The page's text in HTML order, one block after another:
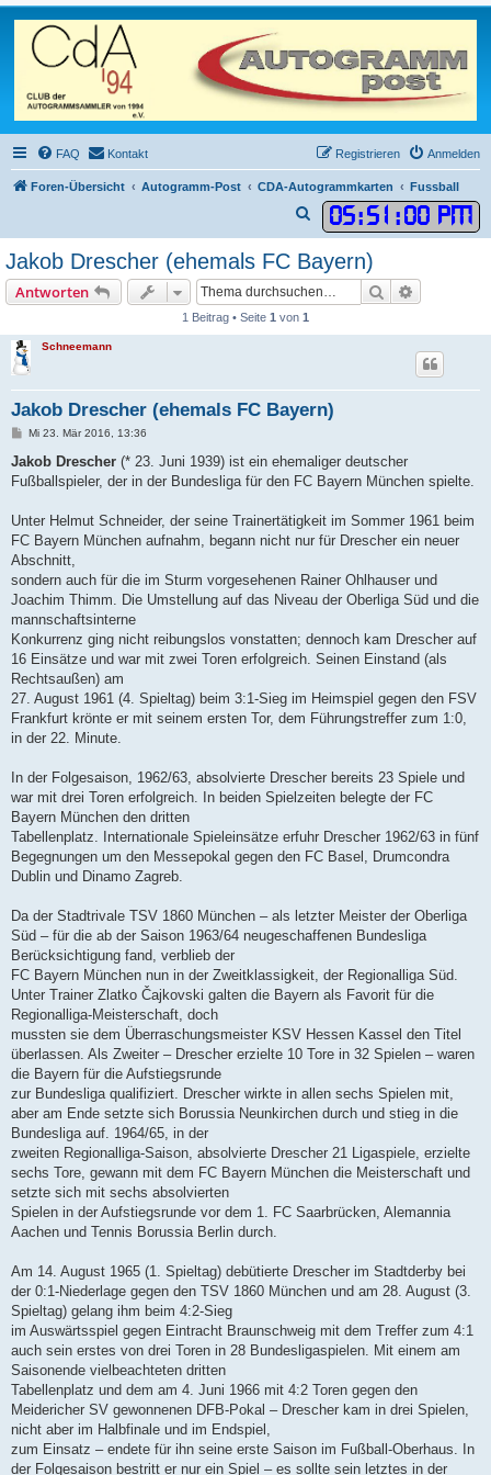
FAQ Kontakt Anmelden
Registrieren
Foren-Übersicht Autogramm-Post CDA-Autogrammkarten Fussball
05:51 :00 PM
u
c
h
Jakob Drescher (ehemals FC Bayern)
Antworten Suche
1 Beitrag • Seite 1 von 1
Schneemann
Jakob Drescher (ehemals FC Bayern)
B
i
r
Mi 23. Mär 2016, 13:36
Jakob Drescher (* 23. Juni 1939) ist ein ehemaliger deutscher
Fußballspieler, der in der Bundesliga für den FC Bayern München spielte.
Unter Helmut Schneider, der seine Trainertätigkeit im Sommer 1961 beim
FC Bayern München aufnahm, begann nicht nur für Drescher ein neuer
Abschnitt,
sondern auch für die im Sturm vorgesehenen Rainer Ohlhauser und
Joachim Thimm. Die Umstellung auf das Niveau der Oberliga Süd und die
mannschaftsinterne
Konkurrenz ging nicht reibungslos vonstatten; dennoch kam Drescher auf
16 Einsätze und war mit zwei Toren erfolgreich. Seinen Einstand (als
Rechtsaußen) am
27. August 1961 (4. Spieltag) beim 3:1-Sieg im Heimspiel gegen den FSV
Frankfurt krönte er mit seinem ersten Tor, dem Führungstreffer zum 1:0,
in der 22. Minute.
In der Folgesaison, 1962/63, absolvierte Drescher bereits 23 Spiele und
war mit drei Toren erfolgreich. In beiden Spielzeiten belegte der FC
Bayern München den dritten
Tabellenplatz. Internationale Spieleinsätze erfuhr Drescher 1962/63 in fünf
Begegnungen um den Messepokal gegen den FC Basel, Drumcondra
Dublin und Dinamo Zagreb.
Da der Stadtrivale TSV 1860 München – als letzter Meister der Oberliga
Süd – für die ab der Saison 1963/64 neugeschaffenen Bundesliga
Berücksichtigung fand, verblieb der
FC Bayern München nun in der Zweitklassigkeit, der Regionalliga Süd.
Unter Trainer Zlatko Čajkovski galten die Bayern als Favorit für die
Regionalliga-Meisterschaft, doch
mussten sie dem Überraschungsmeister KSV Hessen Kassel den Titel
überlassen. Als Zweiter – Drescher erzielte 10 Tore in 32 Spielen – waren
die Bayern für die Aufstiegsrunde
zur Bundesliga qualifiziert. Drescher wirkte in allen sechs Spielen mit,
aber am Ende setzte sich Borussia Neunkirchen durch und stieg in die
Bundesliga auf. 1964/65, in der
zweiten Regionalliga-Saison, absolvierte Drescher 21 Ligaspiele, erzielte
sechs Tore, gewann mit dem FC Bayern München die Meisterschaft und
setzte sich mit sechs absolvierten
Spielen in der Aufstiegsrunde vor dem 1. FC Saarbrücken, Alemannia
Aachen und Tennis Borussia Berlin durch.
Am 14. August 1965 (1. Spieltag) debütierte Drescher im Stadtderby bei
der 0:1-Niederlage gegen den TSV 1860 München und am 28. August (3.
Spieltag) gelang ihm beim 4:2-Sieg
im Auswärtsspiel gegen Eintracht Braunschweig mit dem Treffer zum 4:1
auch sein erstes von drei Toren in 28 Bundesligaspielen. Mit einem am
Saisonende vielbeachteten dritten
Tabellenplatz und dem am 4. Juni 1966 mit 4:2 Toren gegen den
Meidericher SV gewonnenen DFB-Pokal – Drescher kam in drei Spielen,
nicht aber im Halbfinale und im Endspiel,
zum Einsatz – endete für ihn seine erste Saison im Fußball-Oberhaus. In
der Folgesaison bestritt er nur ein Spiel – es sollte sein letztes in der